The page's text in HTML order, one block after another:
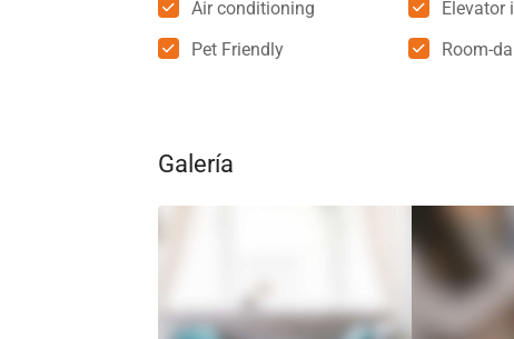
Air conditioning Elevator
Pet Friendly
Room-
Galería